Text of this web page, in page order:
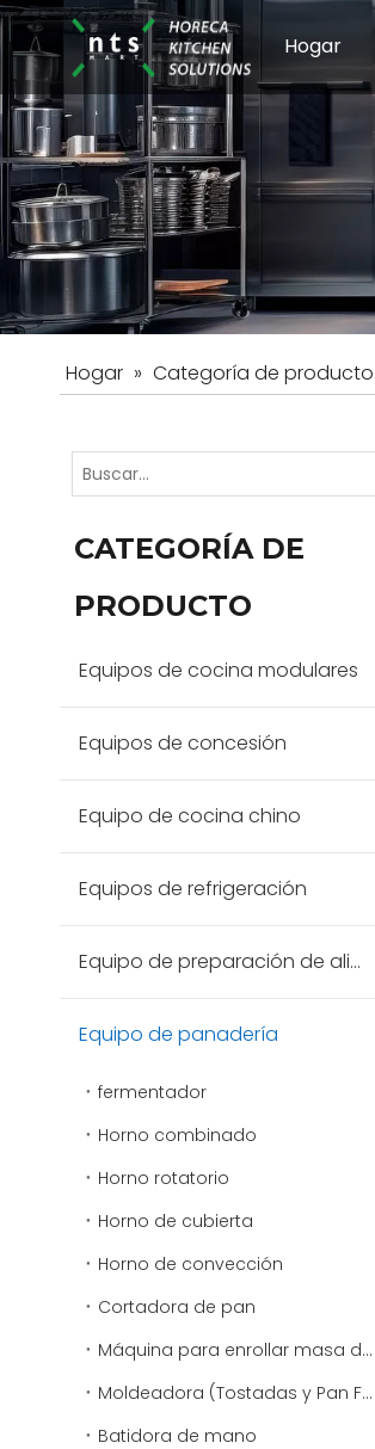
Hogar
Hogar » Categoría de producto
CATEGORÍA DE
PRODUCTO
Equipos de cocina modulares
Equipos de concesión
Equipo de cocina chino
Equipos de refrigeración
Equipo de preparación de alimentos
Equipo de panadería
fermentador
Horno combinado
Horno rotatorio
Horno de cubierta
Horno de convección
Cortadora de pan
Máquina para enrollar masa de pizza
Moldeadora (Tostadas y Pan Francés)
Batidora de mano